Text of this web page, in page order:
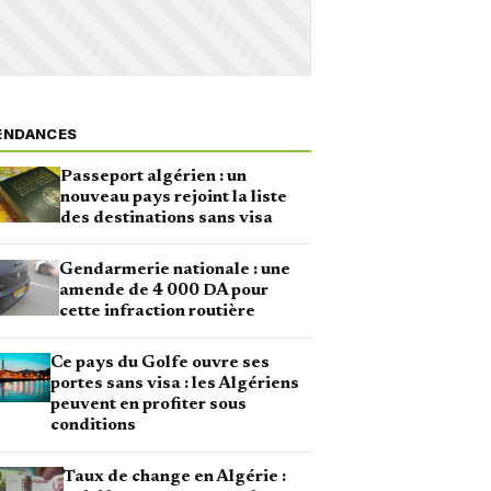
Passeport algérien : un
nouveau pays rejoint la liste
des destinations sans visa
Gendarmerie nationale : une
amende de 4 000 DA pour
cette infraction routière
Ce pays du Golfe ouvre ses
portes sans visa : les Algériens
peuvent en profiter sous
conditions
Taux de change en Algérie :